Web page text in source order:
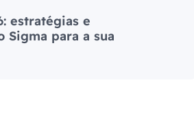
estratégias e
Sigma para a sua